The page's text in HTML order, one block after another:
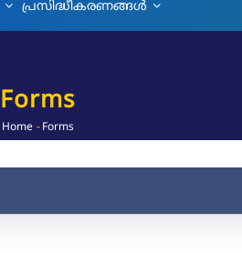
പ്രസിദ്ധീകരണങ്ങൾ
Forms
Breadcrumb
Home - Forms